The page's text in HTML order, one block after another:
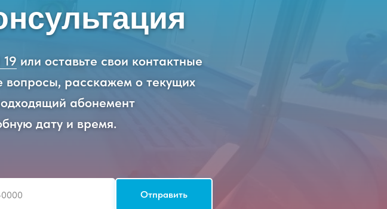
или оставьте свои контактные
расскажем о текущих
абонемент
дату и время.
Отправить